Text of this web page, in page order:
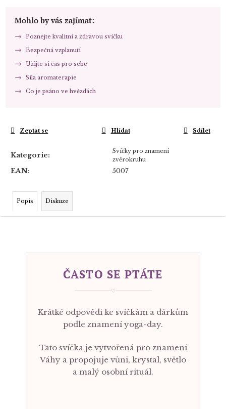
Mohlo by vás zajímat:
Poznejte kvalitní a zdravou svíčku
Bezpečná vzplanutí
Užijte si čas pro sebe
Síla aromaterapie
Co je psáno ve hvězdách
Kategorie:
Svíčky pro znamení
zvěrokruhu
EAN: 5007
Zeptat se Hlídat Sdílet
Popis Diskuze
ČASTO SE PTÁTE
♡
Krátké odpovědi ke svíčkám a dárkům
podle znamení yoga-day.
Tato svíčka je vytvořená pro znamení
Váhy a propojuje vůni, krystal, světlo
a malý osobní rituál.